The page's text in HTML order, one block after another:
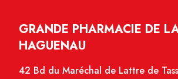
GRANDE PHARMACIE DE
HAGUENAU
42 Bd du Maréchal de Lattre de